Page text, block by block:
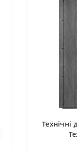
Технічні